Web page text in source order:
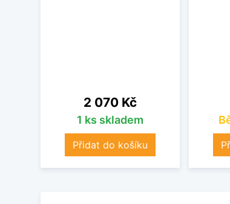
Cena
2 070 Kč
1 ks skladem
Přidat do košíku